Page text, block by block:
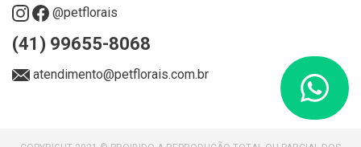
@petflorais
(41) 99655-8068
atendimento@petflorais.com.br